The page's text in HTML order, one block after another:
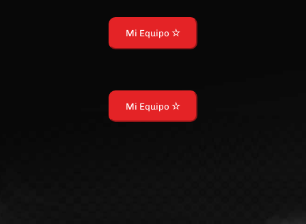
Mi Equipo
Mi Equipo